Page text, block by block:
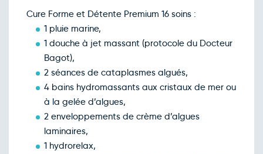
Cure Forme et Détente Premium 16 soins :
1 pluie marine,
1 douche à jet massant (protocole du Docteur
Bagot),
2 séances de cataplasmes algués,
4 bains hydromassants aux cristaux de mer ou
à la gelée d’algues,
2 enveloppements de crème d’algues
laminaires,
1 hydrorelax,